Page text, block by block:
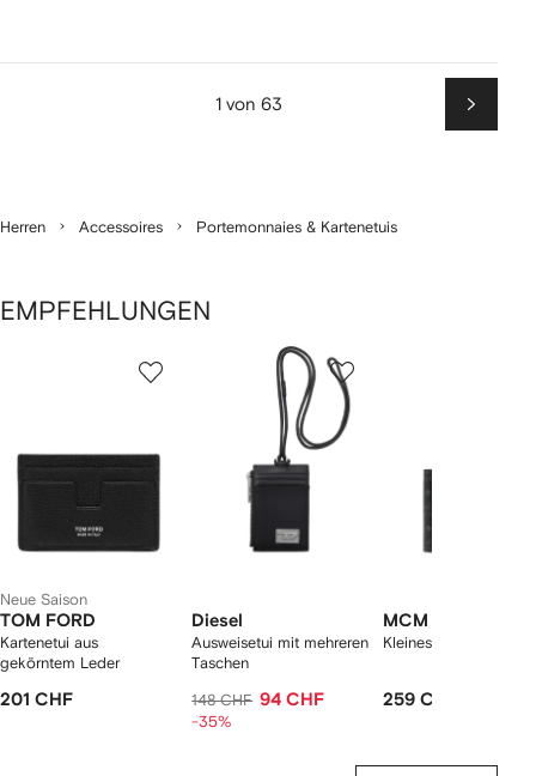
1 von 63
Weiter
Herren Accessoires Portemonnaies & Kartenetuis
EMPFEHLUNGEN
Neue Saison
TOM FORD
Kartenetui aus
gekörntem Leder
201 CHF
Diesel
Ausweisetui mit mehreren
Taschen
148 CHF 94 CHF
-35%
MCM
Kleines Portemonnaie
259 CHF